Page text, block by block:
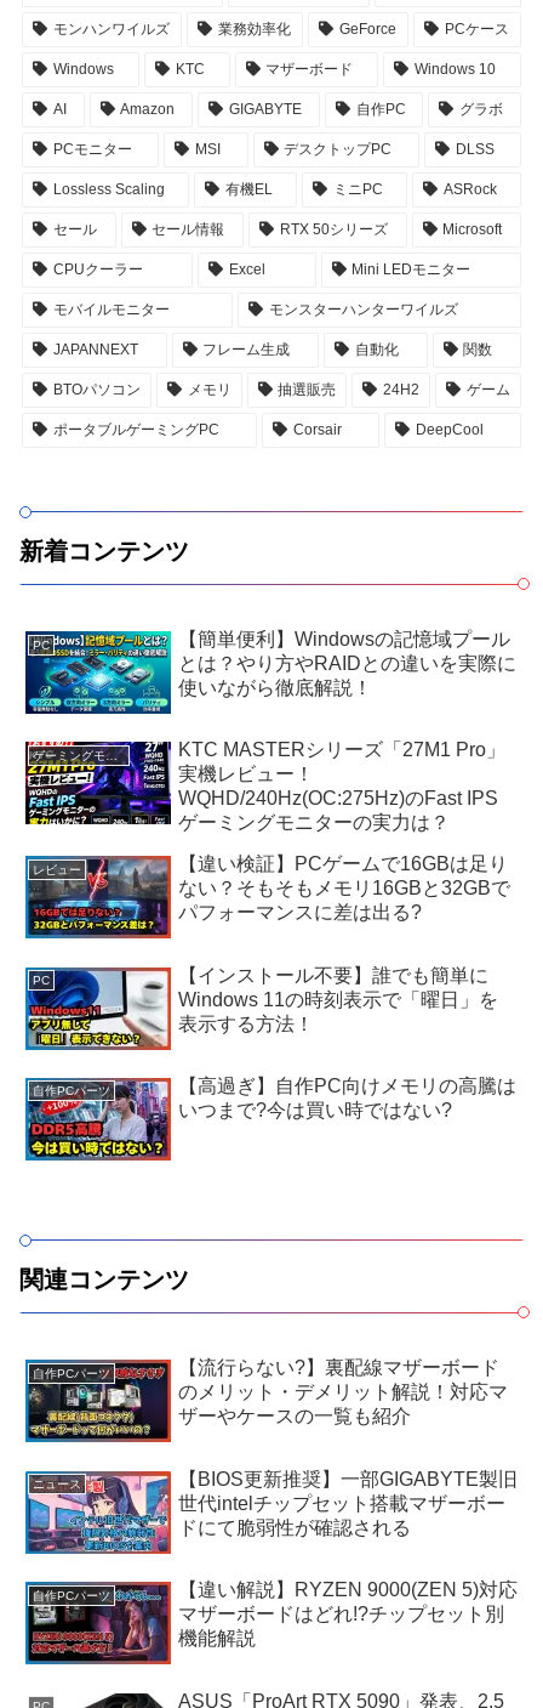
モンハンワイルズ 業務効率化 GeForce PCケース
Windows KTC マザーボード Windows 10
AI Amazon GIGABYTE 自作PC グラボ
PCモニター MSI デスクトップPC DLSS
Lossless Scaling 有機EL ミニPC ASRock
セール セール情報 RTX 50シリーズ Microsoft
CPUクーラー Excel Mini LEDモニター
モバイルモニター モンスターハンターワイルズ
JAPANNEXT フレーム生成 自動化 関数
BTOパソコン メモリ 抽選販売 24H2 ゲーム
ポータブルゲーミングPC Corsair DeepCool
新着コンテンツ
PC
【簡単便利】Windowsの記憶域プール
とは？やり方やRAIDとの違いを実際に
使いながら徹底解説！
ゲーミングモニター
KTC MASTERシリーズ「27M1 Pro」
実機レビュー！
WQHD/240Hz(OC:275Hz)のFast IPS
ゲーミングモニターの実力は？
レビュー
【違い検証】PCゲームで16GBは足り
ない？そもそもメモリ16GBと32GBで
パフォーマンスに差は出る?
PC
【インストール不要】誰でも簡単に
Windows 11の時刻表示で「曜日」を
表示する方法！
自作PCパーツ
【高過ぎ】自作PC向けメモリの高騰は
いつまで?今は買い時ではない?
関連コンテンツ
自作PCパーツ
【流行らない?】裏配線マザーボード
のメリット・デメリット解説！対応マ
ザーやケースの一覧も紹介
ニュース
【BIOS更新推奨】一部GIGABYTE製旧
世代intelチップセット搭載マザーボー
ドにて脆弱性が確認される
自作PCパーツ
【違い解説】RYZEN 9000(ZEN 5)対応
マザーボードはどれ!?チップセット別
機能解説
ASUS「ProArt RTX 5090」発表、2.5